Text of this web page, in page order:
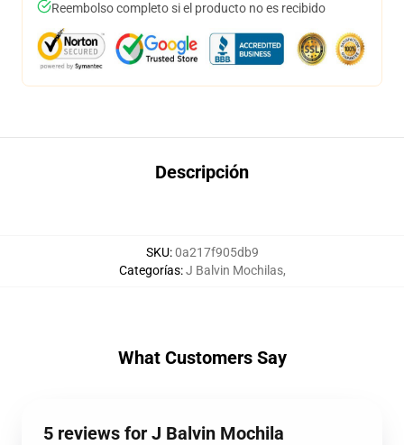
Reembolso completo si el producto no es recibido
Descripción
SKU:0a217f905db9
Categorías:J Balvin Mochilas,
What Customers Say
5 reviews for J Balvin Mochila